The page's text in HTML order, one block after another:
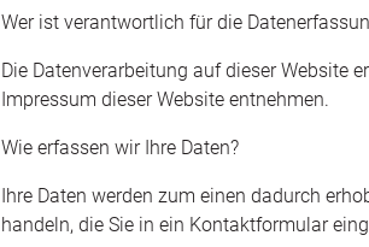
Wer ist verantwortlich für die
Die Datenverarbeitung auf dieser Website
Impressum dieser Website entnehmen.
Wie erfassen wir Ihre Daten?
Ihre Daten werden zum einen dadurch
handeln, die Sie in ein Kontaktformular